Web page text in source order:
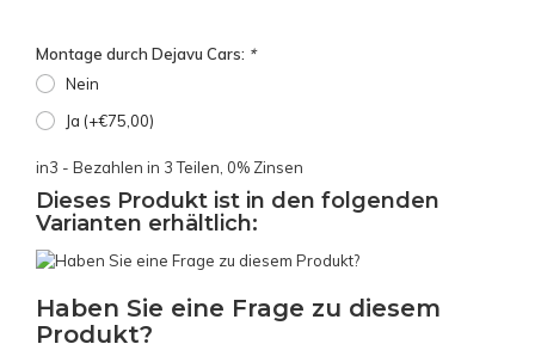
Montage durch Dejavu Cars: *
Nein
Ja (+€75,00)
in3 - Bezahlen in 3 Teilen, 0% Zinsen
Dieses Produkt ist in den folgenden
Varianten erhältlich:
Haben Sie eine Frage zu diesem
Produkt?